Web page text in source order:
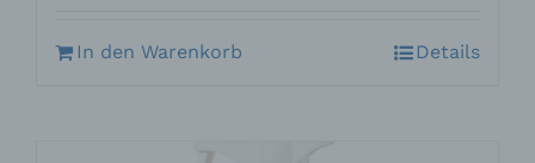
In den Warenkorb Details